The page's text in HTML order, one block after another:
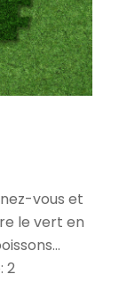
vous et
le vert en
2